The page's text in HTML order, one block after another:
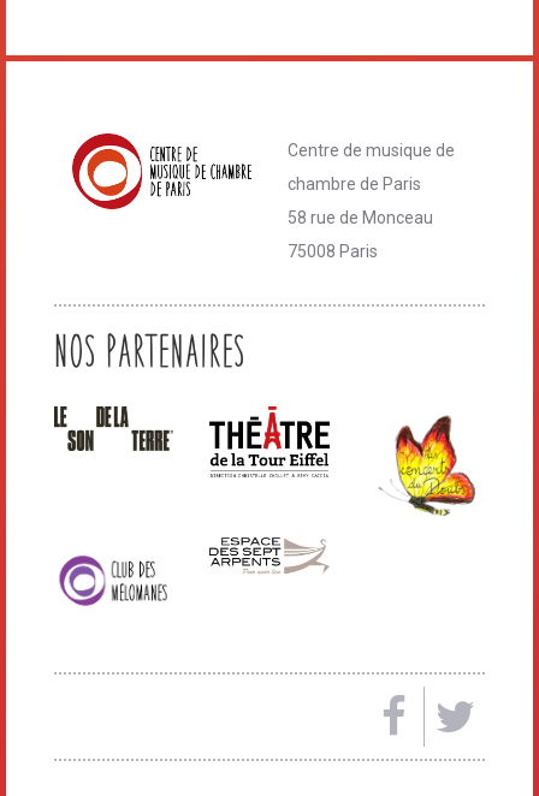
Centre de musique de
chambre de Paris
58 rue de Monceau
75008 Paris
Nos Partenaires